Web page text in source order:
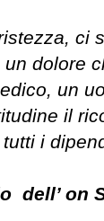
ci
dolore
un
il
i
dell’ on